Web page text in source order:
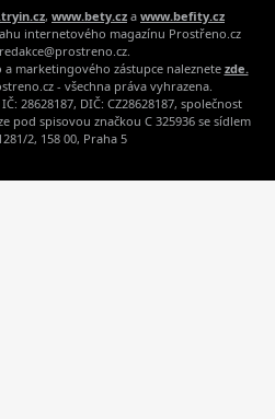
, www.bety.cz a www.befity.cz
internetového magazínu Prostřeno.cz
marketingového zástupce naleznete zde.
- všechna práva vyhrazena.
28628187, DIČ: CZ28628187, společnost
pod spisovou značkou C 325936 se sídlem
2, 158 00, Praha 5